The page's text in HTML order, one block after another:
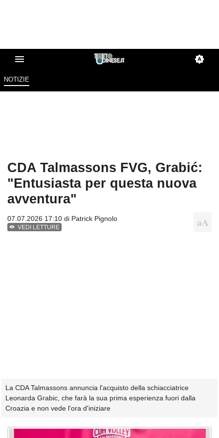
NOTIZIE
CDA Talmassons FVG, Grabić:
"Entusiasta per questa nuova
avventura"
07.07.2026 17:10 di Patrick Pignolo
VEDI LETTURE
La CDA Talmassons annuncia l'acquisto della schiacciatrice
Leonarda Grabic, che farà la sua prima esperienza fuori dalla
Croazia e non vede l'ora d'iniziare